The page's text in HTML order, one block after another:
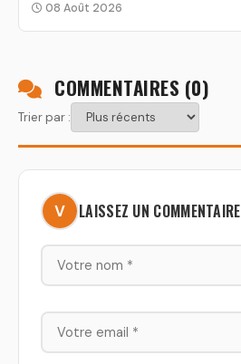
08 Août 2026
COMMENTAIRES (0)
Trier par :
LAISSEZ UN COMMENTAIRE